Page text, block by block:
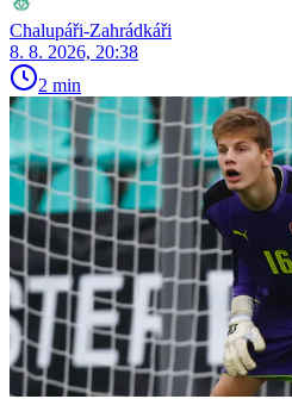
Chalupáři-Zahrádkáři
8. 8. 2026, 20:38
2 min